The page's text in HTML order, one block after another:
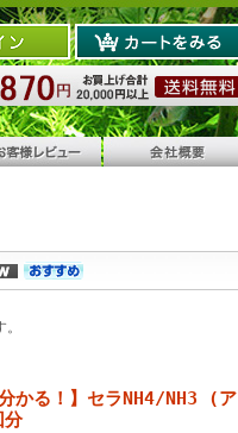
かる！】セラNH4/NH3 (ア
分